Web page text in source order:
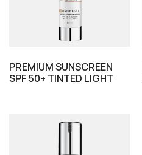
PREMIUM SUNSCREEN
SPF 50+ TINTED LIGHT